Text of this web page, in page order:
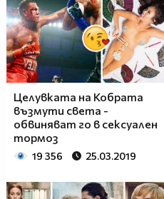
Целувката на Кобрата
възмути света -
обвиняват го в сексуален
тормоз
19 356 25.03.2019